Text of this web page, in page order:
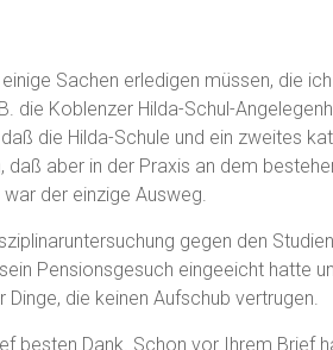
Sachen erledigen müssen, die
die Koblenzer Hilda-Schul-
die Hilda-Schule und ein zweites
aber in der Praxis an dem
der einzige Ausweg.
gegen den
Pensionsgesuch eingeeicht hatte
Dinge, die keinen Aufschub vertrugen.
besten Dank. Schon vor Ihrem Brief